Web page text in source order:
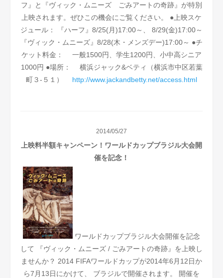
フ』と『ヴィック・ムニーズ ごみアートの奇跡』が特別
上映されます。ぜひこの機会にご覧ください。 ●上映スケ
ジュール：
『ハーフ』8/25(月)17:00～、 8/29(金)17:00～
『ヴィック・ムニーズ』8/28(木・メンズデー)17:00～ ●チ
ケット料金：
一般1500円、学生1200円、小中高シニア
1000円 ●場所：
横浜ジャック&ベティ（横浜市中区若葉
町３-５１）
http://www.jackandbetty.net/access.html
2014/05/27
上映料半額キャンペーン！ワールドカップブラジル大会開
催を記念！
ワールドカップブラジル大会開催を記念
して
『ヴィック・ムニーズ / ごみアートの奇跡』を上映し
ませんか？ 2014 FIFAワールドカップが2014年6月12日か
ら7月13日にかけて、 ブラジルで開催されます。
開催を